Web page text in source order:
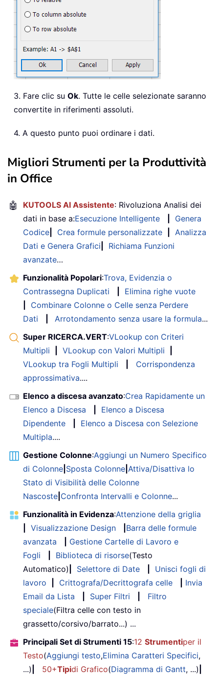
3. Fare clic su Ok. Tutte le celle selezionate saranno
convertite in riferimenti assoluti.
4. A questo punto puoi ordinare i dati.
Migliori Strumenti per la Produttività
in Office
🤖 KUTOOLS AI Assistente: Rivoluziona Analisi dei
dati in base a:Esecuzione Intelligente
Genera
Codice
Crea formule personalizzate
Analizza
Dati e Genera Grafici
Richiama Funzioni
avanzate…
Funzionalità Popolari:Trova, Evidenzia o
Contrassegna Duplicati
Elimina righe vuote
Combinare Colonne o Celle senza Perdere
Dati
Arrotondamento senza usare la formula...
Super RICERCA.VERT:VLookup con Criteri
Multipli
VLookup con Valori Multipli
VLookup tra Fogli Multipli
Corrispondenza
approssimativa....
Elenco a discesa avanzato:Crea Rapidamente un
Elenco a Discesa
Elenco a Discesa
Dipendente
Elenco a Discesa con Selezione
Multipla....
Gestione Colonne:Aggiungi un Numero Specifico
di Colonne Sposta Colonne Attiva/Disattiva lo
Stato di Visibilità delle Colonne
Nascoste Confronta Intervalli e Colonne...
Funzionalità in Evidenza:Attenzione della griglia
Visualizzazione Design
Barra delle formule
avanzata
Gestione Cartelle di Lavoro e
Fogli
Biblioteca di risorse(Testo
Automatico)
Selettore di Date
Unisci fogli di
lavoro
Crittografa/Decrittografa celle
Invia
Email da Lista
Super Filtri
Filtro
speciale(Filtra celle con testo in
grassetto/corsivo/barrato...) ...
Principali Set di Strumenti 15:12 Strumentiper il
Testo(Aggiungi testo,Elimina Caratteri Specifici,
...)
50+Tipidi Grafico(Diagramma di Gantt, ...)